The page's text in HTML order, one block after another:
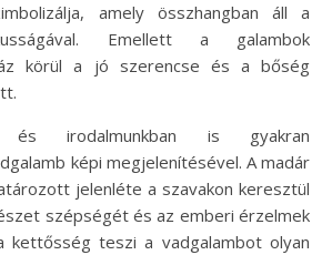
amely összhangban áll a
Emellett a galambok
körül a jó szerencse és a bőség
és irodalmunkban is gyakran
képi megjelenítésével. A madár
jelenléte a szavakon keresztül
szépségét és az emberi érzelmek
kettősség teszi a vadgalambot olyan